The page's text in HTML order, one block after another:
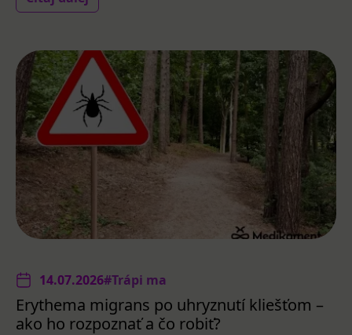
14.07.2026#Trápi ma
Erythema migrans po uhryznutí kliešťom –
ako ho rozpoznať a čo robiť?